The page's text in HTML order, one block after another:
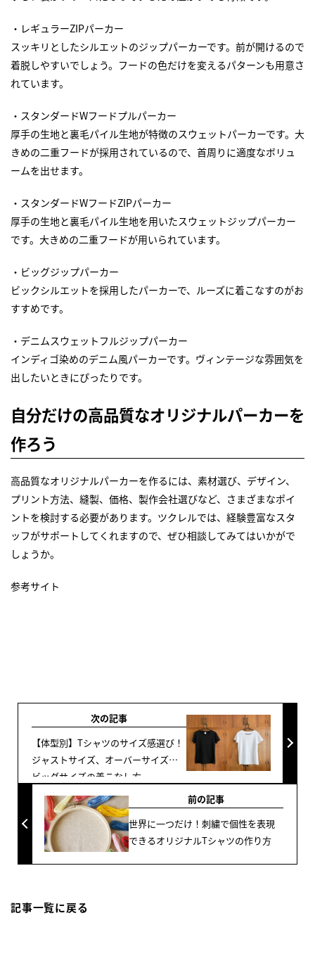
・レギュラーZIPパーカー
スッキリとしたシルエットのジップパーカーです。前が開けるので
着脱しやすいでしょう。フードの色だけを変えるパターンも用意さ
れています。
・スタンダードWフードプルパーカー
厚手の生地と裏毛パイル生地が特徴のスウェットパーカーです。大
きめの二重フードが採用されているので、首周りに適度なボリュ
ームを出せます。
・スタンダードWフードZIPパーカー
厚手の生地と裏毛パイル生地を用いたスウェットジップパーカー
です。大きめの二重フードが用いられています。
・ビッグジップパーカー
ビックシルエットを採用したパーカーで、ルーズに着こなすのがお
すすめです。
・デニムスウェットフルジップパーカー
インディゴ染めのデニム風パーカーです。ヴィンテージな雰囲気を
出したいときにぴったりです。
自分だけの高品質なオリジナルパーカーを
作ろう
高品質なオリジナルパーカーを作るには、素材選び、デザイン、
プリント方法、縫製、価格、製作会社選びなど、さまざまなポイ
ントを検討する必要があります。ツクレルでは、経験豊富なスタ
ッフがサポートしてくれますので、ぜひ相談してみてはいかがで
しょうか。
参考サイト
前の記事
世界に一つだけ！刺繍で個性を表現
できるオリジナルTシャツの作り方
次の記事
【体型別】Tシャツのサイズ感選び！
ジャストサイズ、オーバーサイズ、
ビッグサイズの着こなし方
記事一覧に戻る